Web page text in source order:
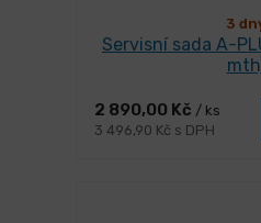
3
Servisní sada A-
2 890,00 Kč / ks
3 496,90 Kč s DPH